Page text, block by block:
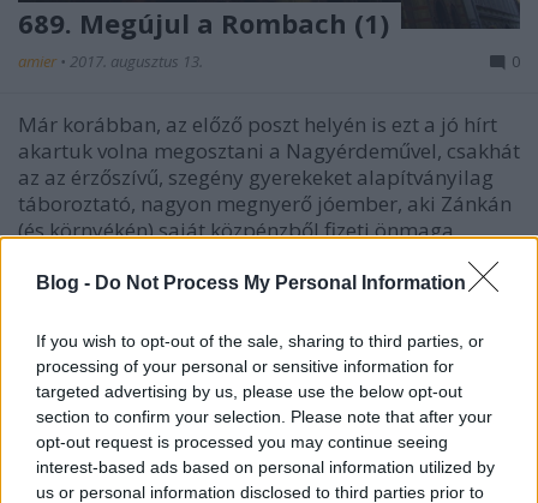
Blog - Do Not Process My Personal Information
If you wish to opt-out of the sale, sharing to third parties, or
processing of your personal or sensitive information for
targeted advertising by us, please use the below opt-out
section to confirm your selection. Please note that after your
opt-out request is processed you may continue seeing
interest-based ads based on personal information utilized by
us or personal information disclosed to third parties prior to
689. Megújul a Rombach (1)
amier • 2017. augusztus 13. 0
Már korábban, az előző poszt helyén is ezt a jó hírt
akartuk volna megosztani a Nagyérdeművel, csakhát
az az érzőszívű, szegény gyerekeket alapítványilag
táboroztató, nagyon megnyerő jóember, aki Zánkán
(és környékén) saját közpénzből fizeti önmaga
nem…